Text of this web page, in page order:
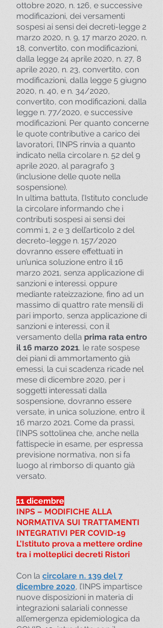
ottobre 2020, n. 126, e successive
modificazioni, dei versamenti
sospesi ai sensi dei decreti-legge 2
marzo 2020, n. 9, 17 marzo 2020, n.
18, convertito, con modificazioni,
dalla legge 24 aprile 2020, n. 27, 8
aprile 2020, n. 23, convertito, con
modificazioni, dalla legge 5 giugno
2020, n. 40, e n. 34/2020,
convertito, con modificazioni, dalla
legge n. 77/2020, e successive
modificazioni. Per quanto concerne
le quote contributive a carico dei
lavoratori, l’INPS rinvia a quanto
indicato nella circolare n. 52 del 9
aprile 2020, al paragrafo 3
(inclusione delle quote nella
sospensione).
In ultima battuta, l’Istituto conclude
la circolare informando che i
contributi sospesi ai sensi dei
commi 1, 2 e 3 dell’articolo 2 del
decreto-legge n. 157/2020
dovranno essere effettuati in
un’unica soluzione entro il 16
marzo 2021, senza applicazione di
sanzioni e interessi. oppure
mediante rateizzazione, fino ad un
massimo di quattro rate mensili di
pari importo, senza applicazione di
sanzioni e interessi, con il
versamento della prima rata entro
il 16 marzo 2021. le rate sospese
dei piani di ammortamento già
emessi, la cui scadenza ricade nel
mese di dicembre 2020, per i
soggetti interessati dalla
sospensione, dovranno essere
versate, in unica soluzione, entro il
16 marzo 2021. Come da prassi,
l’INPS sottolinea che, anche nella
fattispecie in esame, per espressa
previsione normativa, non si fa
luogo al rimborso di quanto già
versato.
11 dicembre
INPS – MODIFICHE ALLA
NORMATIVA SUI TRATTAMENTI
INTEGRATIVI PER COVID-19
L'Istituto prova a mettere ordine
tra i molteplici decreti Ristori
Con la circolare n. 139 del 7
dicembre 2020, l’INPS impartisce
nuove disposizioni in materia di
integrazioni salariali connesse
all’emergenza epidemiologica da